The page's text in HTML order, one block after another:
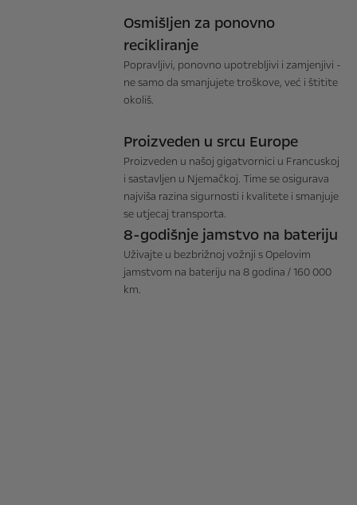
Osmišljen za ponovno
recikliranje
Popravljivi, ponovno upotrebljivi i zamjenjivi -
ne samo da smanjujete troškove, već i štitite
okoliš.
Proizveden u srcu Europe
Proizveden u našoj gigatvornici u Francuskoj
i sastavljen u Njemačkoj. Time se osigurava
najviša razina sigurnosti i kvalitete i smanjuje
se utjecaj transporta.
8-godišnje jamstvo na bateriju
Uživajte u bezbrižnoj vožnji s Opelovim
jamstvom na bateriju na 8 godina / 160 000
km.